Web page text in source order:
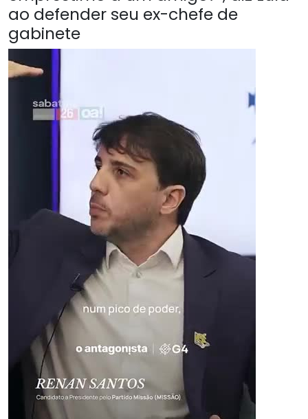
ao defender seu ex-chefe de
gabinete